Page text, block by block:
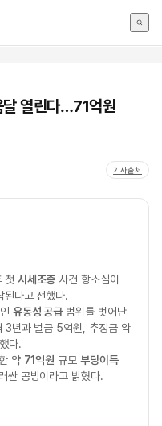
달 열린다…71억원
기사출처
첫 시세조종 사건 항소심이
된다고 전했다.
유동성 공급 범위를 벗어난
3년과 벌금 5억원, 추징금 약
다.
약 71억원 규모 부당이득
싼 공방이라고 밝혔다.